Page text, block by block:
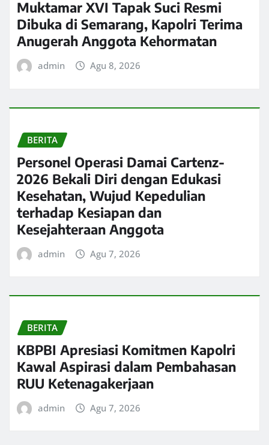
Muktamar XVI Tapak Suci Resmi
Dibuka di Semarang, Kapolri Terima
Anugerah Anggota Kehormatan
admin Agu 8, 2026
BERITA
Personel Operasi Damai Cartenz-
2026 Bekali Diri dengan Edukasi
Kesehatan, Wujud Kepedulian
terhadap Kesiapan dan
Kesejahteraan Anggota
admin Agu 7, 2026
BERITA
KBPBI Apresiasi Komitmen Kapolri
Kawal Aspirasi dalam Pembahasan
RUU Ketenagakerjaan
admin Agu 7, 2026